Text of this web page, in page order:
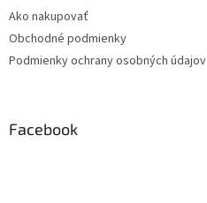
Ako nakupovať
Obchodné podmienky
Podmienky ochrany osobných údajov
Facebook